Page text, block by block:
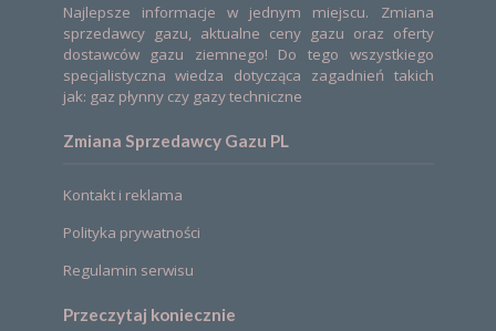
Najlepsze informacje w jednym miejscu. Zmiana
sprzedawcy gazu, aktualne ceny gazu oraz oferty
dostawców gazu ziemnego! Do tego wszystkiego
specjalistyczna wiedza dotycząca zagadnień takich
jak: gaz płynny czy gazy techniczne
Zmiana Sprzedawcy Gazu PL
Kontakt i reklama
Polityka prywatności
Regulamin serwisu
Przeczytaj koniecznie